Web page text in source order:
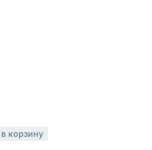
корзину